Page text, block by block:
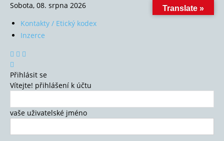
Sobota, 08. srpna 2026
Kontakty / Etický kodex
Inzerce
Přihlásit se
Vítejte! přihlášení k účtu
vaše uživatelské jméno
Translate »